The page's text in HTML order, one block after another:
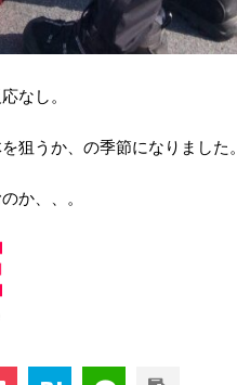
なし。
狙うか、の季節になりました。
か、、。